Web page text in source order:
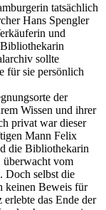
tatsächlich
Hans Spengler
und
sollte
für sie persönlich
der
Wissen und ihrer
privat war dieser
Mann Felix
die Bibliothekarin
überwacht vom
Doch selbst die
keinen Beweis für
das Ende der